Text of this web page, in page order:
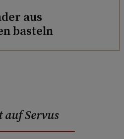
aus
basteln
auf Servus